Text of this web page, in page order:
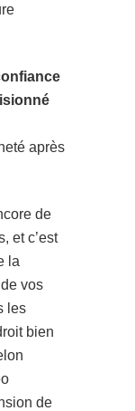
après
de
et c’est
la
vos
les
bien
de